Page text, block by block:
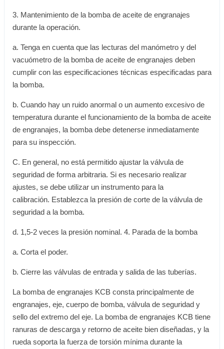
3. Mantenimiento de la bomba de aceite de engranajes
durante la operación.
a. Tenga en cuenta que las lecturas del manómetro y del
vacuómetro de la bomba de aceite de engranajes deben
cumplir con las especificaciones técnicas especificadas para
la bomba.
b. Cuando hay un ruido anormal o un aumento excesivo de
temperatura durante el funcionamiento de la bomba de aceite
de engranajes, la bomba debe detenerse inmediatamente
para su inspección.
C. En general, no está permitido ajustar la válvula de
seguridad de forma arbitraria. Si es necesario realizar
ajustes, se debe utilizar un instrumento para la
calibración. Establezca la presión de corte de la válvula de
seguridad a la bomba.
d. 1,5-2 veces la presión nominal. 4. Parada de la bomba
a. Corta el poder.
b. Cierre las válvulas de entrada y salida de las tuberías.
La bomba de engranajes KCB consta principalmente de
engranajes, eje, cuerpo de bomba, válvula de seguridad y
sello del extremo del eje. La bomba de engranajes KCB tiene
ranuras de descarga y retorno de aceite bien diseñadas, y la
rueda soporta la fuerza de torsión mínima durante la